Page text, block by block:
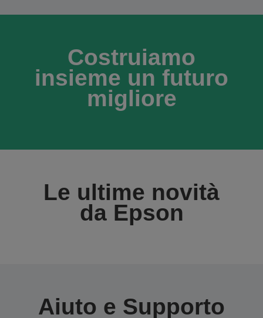
Costruiamo
insieme un futuro
migliore
Le ultime novità
da Epson
Aiuto e Supporto